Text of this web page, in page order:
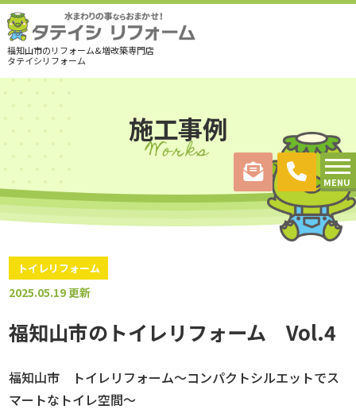
福知山市のリフォーム&増改築専門店
タテイシリフォーム
MENU
施工事例
Works
トイレリフォーム
2025.05.19 更新
福知山市のトイレリフォーム Vol.4
福知山市 トイレリフォーム～コンパクトシルエットでス
マートなトイレ空間～